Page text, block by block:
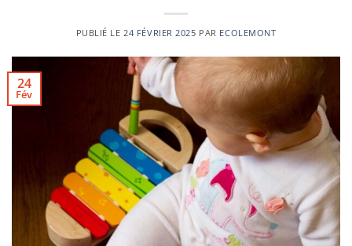
PUBLIÉ LE 24 FÉVRIER 2025 PAR ECOLEMONT
24
Fév